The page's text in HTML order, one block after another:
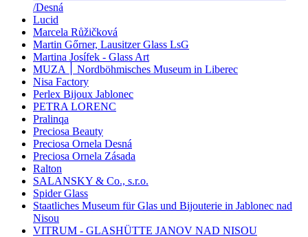
/Desná
Lucid
Marcela Růžičková
Martin Gőrner, Lausitzer Glass LsG
Martina Josífek - Glass Art
MUZA ׀ Nordböhmisches Museum in Liberec
Nisa Factory
Perlex Bijoux Jablonec
PETRA LORENC
Pralinqa
Preciosa Beauty
Preciosa Ornela Desná
Preciosa Ornela Zásada
Ralton
SALANSKY & Co., s.r.o.
Spider Glass
Staatliches Museum für Glas und Bijouterie in Jablonec nad
Nisou
VITRUM - GLASHÜTTE JANOV NAD NISOU